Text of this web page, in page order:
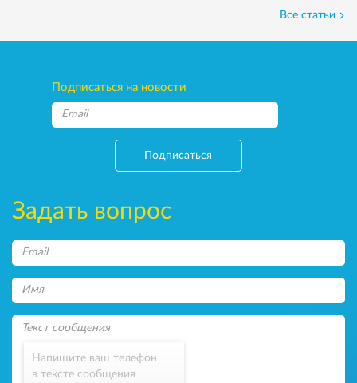
Все статьи
Подписаться на новости
Подписаться
Задать вопрос
Напишите ваш телефон
в тексте сообщения